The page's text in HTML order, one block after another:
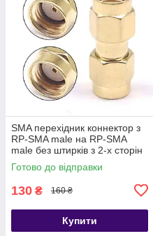
SMA перехідник коннектор з
RP-SMA male на RP-SMA
male без штирків з 2-х сторін
Готово до відправки
130 ₴ 160 ₴
Купити